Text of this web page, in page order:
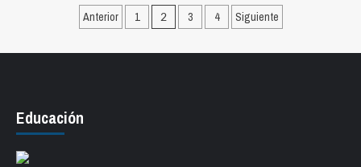
Paginación
Anterior 1 2 3 4 Siguiente
Educación